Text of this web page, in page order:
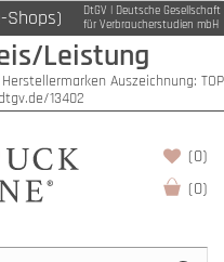
Shops)
DtGV | Deutsche Gesellschaft
für Verbraucherstudien mbH
Leistung
Auszeichnung: TOP
13402
(0)
(0)